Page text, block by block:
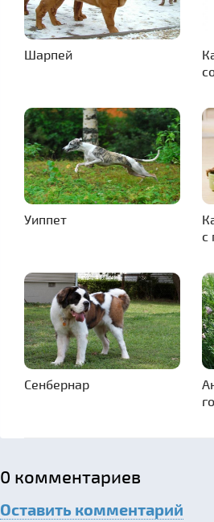
Шарпей
Уиппет
с
Сенбернар
0 комментариев
Оставить комментарий